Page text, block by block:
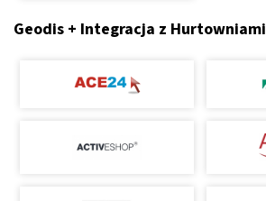
Geodis + Integracja z Hurtowniami